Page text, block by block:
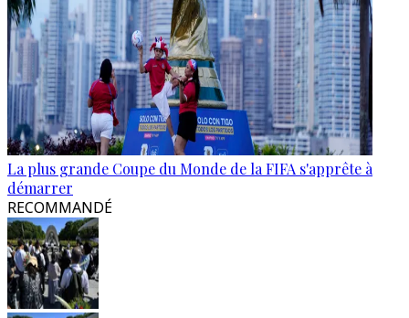
La plus grande Coupe du Monde de la FIFA s'apprête à
démarrer
RECOMMANDÉ